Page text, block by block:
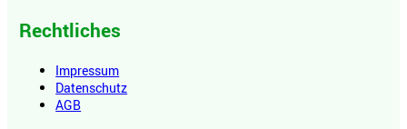
Rechtliches
Impressum
Datenschutz
AGB